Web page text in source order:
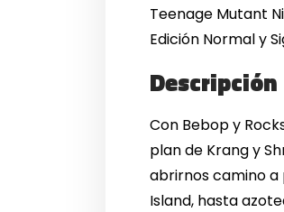
Teenage Mutant
Edición Normal y
Descripción
Con Bebop y
plan de Krang y
abrirnos camino a
Island, hasta